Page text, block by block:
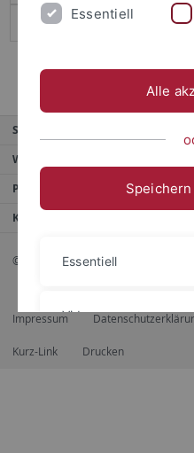
Service
Weitere Angebote
Portale
Kontaktinfo
© 2026 Eberhard Karls Universität
Impressum
Kurz-Link Drucken
Essentiell
Alle
Essentiell
Videos